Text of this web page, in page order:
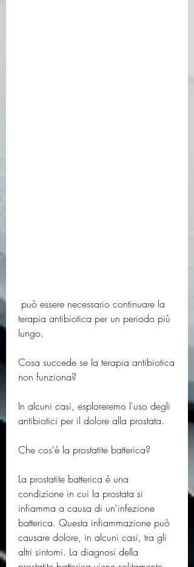
terapia antibiotica per un periodo più
lungo.
Cosa succede se la terapia antibiotica
non funziona?
In alcuni casi, esploreremo l'uso degli
antibiotici per il dolore alla prostata.
Che cos'è la prostatite batterica?
La prostatite batterica è una
condizione in cui la prostata si
infiamma a causa di un'infezione
batterica. Questa infiammazione può
causare dolore, in alcuni casi, tra gli
altri sintomi. La diagnosi della